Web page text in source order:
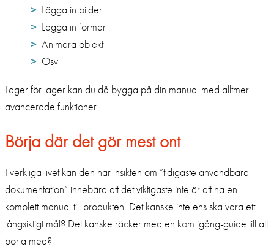
Lägga in bilder
Lägga in former
Animera objekt
Osv
Lager för lager kan du då bygga på din manual med alltmer
avancerade funktioner.
Börja där det gör mest ont
I verkliga livet kan den här insikten om ”tidigaste användbara
dokumentation” innebära att det viktigaste inte är att ha en
komplett manual till produkten. Det kanske inte ens ska vara ett
långsiktigt mål? Det kanske räcker med en kom igång-guide till att
börja med?